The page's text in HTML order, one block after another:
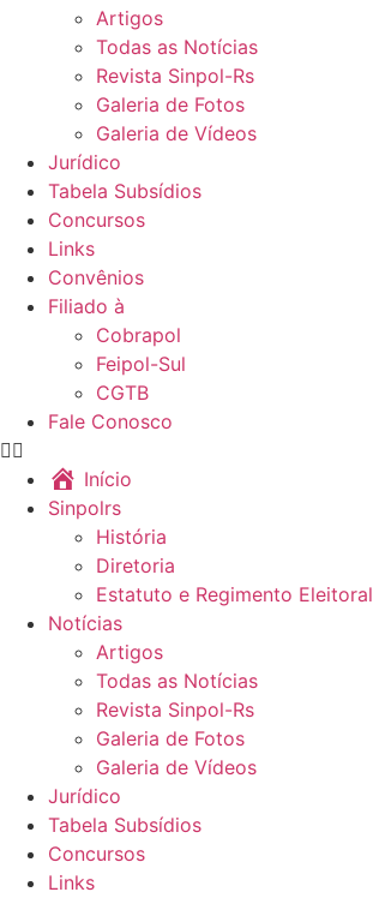
Artigos
Todas as Notícias
Revista Sinpol-Rs
Galeria de Fotos
Galeria de Vídeos
Jurídico
Tabela Subsídios
Concursos
Links
Convênios
Filiado à
Cobrapol
Feipol-Sul
CGTB
Fale Conosco
Início
Sinpolrs
História
Diretoria
Estatuto e Regimento Eleitoral
Notícias
Artigos
Todas as Notícias
Revista Sinpol-Rs
Galeria de Fotos
Galeria de Vídeos
Jurídico
Tabela Subsídios
Concursos
Links